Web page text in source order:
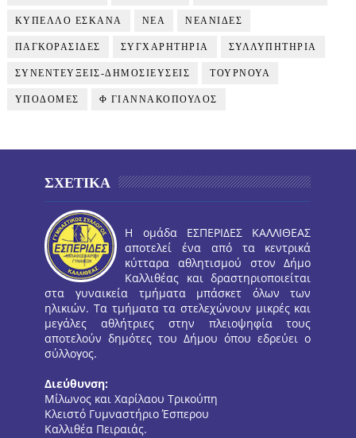
ΚΥΠΕΛΛΟ ΕΣΚΑΝΑ ΝΕΑ ΝΕΑΝΙΔΕΣ
ΠΑΓΚΟΡΑΣΙΔΕΣ ΣΥΓΧΑΡΗΤΗΡΙΑ ΣΥΛΛΥΠΗΤΗΡΙΑ
ΣΥΝΕΝΤΕΥΞΕΙΣ-ΔΗΜΟΣΙΕΥΣΕΙΣ ΤΟΥΡΝΟΥΑ
ΥΠΟΔΟΜΕΣ Φ ΓΙΑΝΝΑΚΟΠΟΥΛΟΣ
ΣΧΕΤΙΚΑ
Η ομάδα ΕΣΠΕΡΙΔΕΣ ΚΑΛΛΙΘΕΑΣ
αποτελεί ένα από τα κεντρικά
κύτταρα αθλητισμού στον Δήμο
Καλλιθέας και δραστηριοποιείται
στα γυναικεία τμήματα μπάσκετ όλων των
ηλικιών. Τα τμήματα τα στελεχώνουν μικρές και
μεγάλες αθλήτριες στην πλειοψηφία τους
αποτελούν δημότες του Δήμου όπου εδρεύει ο
σύλλογος.
Διεύθυνση:
Μίλωνος και Χαρίλαου Τρικούπη
Κλειστό Γυμναστήριο Έσπερου
Καλλιθέα Πειραιάς.